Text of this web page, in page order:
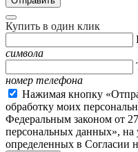
Купить в один клик
символа
номер телефона
Нажимая кнопку
обработку моих
Федеральным законом от
персональных данных», на
определенных в Согласии